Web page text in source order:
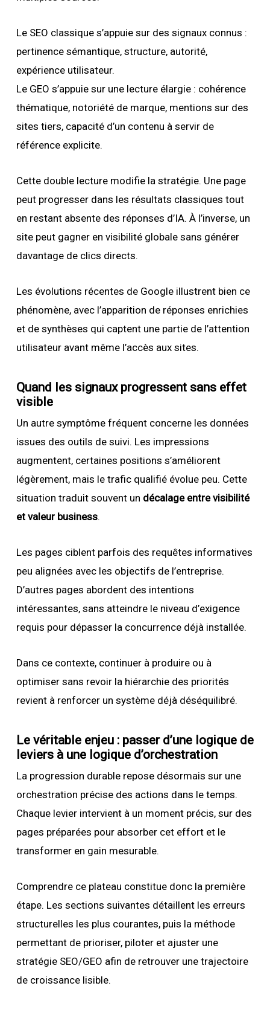
Le SEO classique s’appuie sur des signaux connus :
pertinence sémantique, structure, autorité,
expérience utilisateur.
Le GEO s’appuie sur une lecture élargie : cohérence
thématique, notoriété de marque, mentions sur des
sites tiers, capacité d’un contenu à servir de
référence explicite.
Cette double lecture modifie la stratégie. Une page
peut progresser dans les résultats classiques tout
en restant absente des réponses d’IA. À l’inverse, un
site peut gagner en visibilité globale sans générer
davantage de clics directs.
Les évolutions récentes de Google illustrent bien ce
phénomène, avec l’apparition de réponses enrichies
et de synthèses qui captent une partie de l’attention
utilisateur avant même l’accès aux sites.
Quand les signaux progressent sans effet
visible
Un autre symptôme fréquent concerne les données
issues des outils de suivi. Les impressions
augmentent, certaines positions s’améliorent
légèrement, mais le trafic qualifié évolue peu. Cette
situation traduit souvent un décalage entre visibilité
et valeur business.
Les pages ciblent parfois des requêtes informatives
peu alignées avec les objectifs de l’entreprise.
D’autres pages abordent des intentions
intéressantes, sans atteindre le niveau d’exigence
requis pour dépasser la concurrence déjà installée.
Dans ce contexte, continuer à produire ou à
optimiser sans revoir la hiérarchie des priorités
revient à renforcer un système déjà déséquilibré.
Le véritable enjeu : passer d’une logique de
leviers à une logique d’orchestration
La progression durable repose désormais sur une
orchestration précise des actions dans le temps.
Chaque levier intervient à un moment précis, sur des
pages préparées pour absorber cet effort et le
transformer en gain mesurable.
Comprendre ce plateau constitue donc la première
étape. Les sections suivantes détaillent les erreurs
structurelles les plus courantes, puis la méthode
permettant de prioriser, piloter et ajuster une
stratégie SEO/GEO afin de retrouver une trajectoire
de croissance lisible.